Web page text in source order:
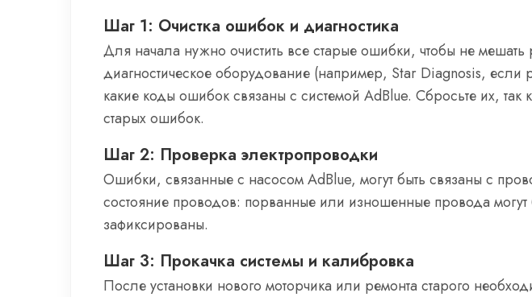
Шаг 1: Очистка ошибок и диагностика
Для начала нужно очистить все старые ошибки, чтобы не
диагностическое оборудование (например, Star Diagnosis,
какие коды ошибок связаны с системой AdBlue. Сбросьте их,
старых ошибок.
Шаг 2: Проверка электропроводки
Ошибки, связанные с насосом AdBlue, могут быть связаны с
состояние проводов: порванные или изношенные провода
зафиксированы.
Шаг 3: Прокачка системы и калибровка
После установки нового моторчика или ремонта старого